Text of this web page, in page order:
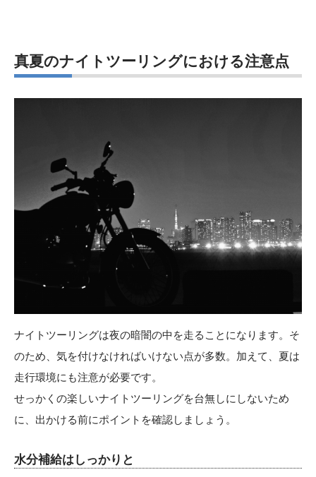
真夏のナイトツーリングにおける注意点
ナイトツーリングは夜の暗闇の中を走ることになります。そ
のため、気を付けなければいけない点が多数。加えて、夏は
走行環境にも注意が必要です。
せっかくの楽しいナイトツーリングを台無しにしないため
に、出かける前にポイントを確認しましょう。
水分補給はしっかりと